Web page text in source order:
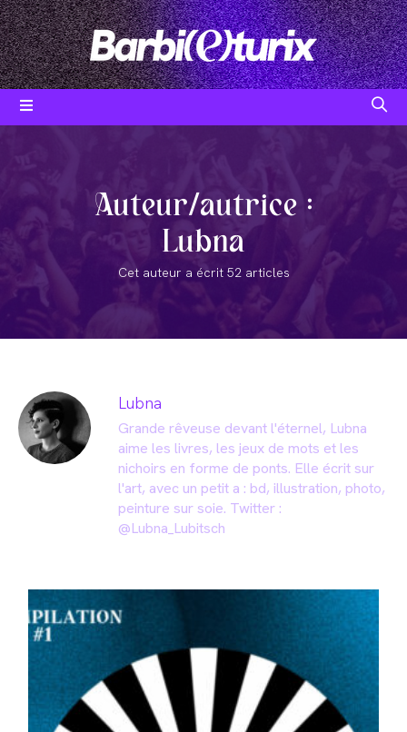
Skip
to
content
Auteur/autrice :
Lubna
Cet auteur a écrit 52 articles
Lubna
Grande rêveuse devant l'éternel, Lubna
aime les livres, les jeux de mots et les
nichoirs en forme de ponts. Elle écrit sur
l'art, avec un petit a : bd, illustration, photo,
peinture sur soie. Twitter :
@Lubna_Lubitsch